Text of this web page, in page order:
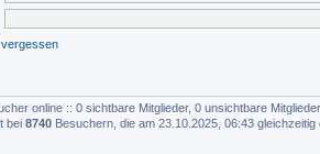
online :: 0 sichtbare Mitglieder, 0 unsichtbare
bei 8740 Besuchern, die am 23.10.2025, 06:43 gleichzeitig